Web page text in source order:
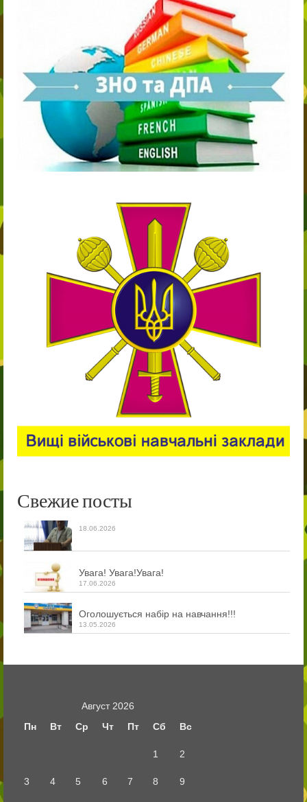
Свежие посты
18.06.2026
Увага! Увага!Увага!
17.06.2026
Оголошується набір на навчання!!!
13.05.2026
Август 2026
Пн
Вт Ср Чт Пт Сб Вс
1 2
3 4 5 6 7 8 9